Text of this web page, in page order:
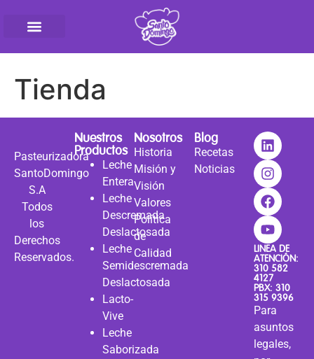
Pasteurizadora
Tienda
Pasteurizadora
SantoDomingo
S.A
Todos
los
Derechos
Reservados.
Nuestros
Productos
Leche
Entera
Leche
Descremada
Deslactosada
Leche
Semidescremada
Deslactosada
Lacto-
Vive
Leche
Saborizada
Nosotros
Historia
Misión y
Visión
Valores
Política
de
Calidad
Blog
Recetas
Noticias
LINEA DE
ATENCIÓN:
310 582
4127
PBX: 310
315 9396
Para
asuntos
legales,